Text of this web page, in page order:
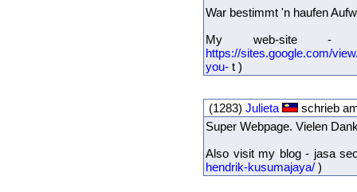
War bestimmt 'n haufen
My web-site -
https://sites.google.com/
you- t )
(1283) Julieta
schrieb
Super Webpage. Vielen
Also visit my blog - jasa
hendrik-kusumajaya/ )